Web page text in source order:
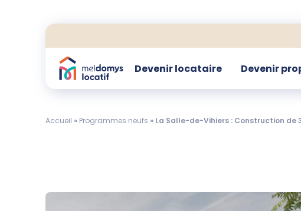
Devenir locataire Devenir
Accueil » Programmes neufs » La Salle-de-Vihiers : Construction de